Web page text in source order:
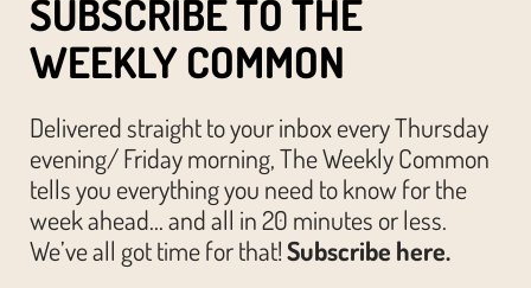
SUBSCRIBE TO THE
WEEKLY COMMON
Delivered straight to your inbox every Thursday
evening/ Friday morning, The Weekly Common
tells you everything you need to know for the
week ahead… and all in 20 minutes or less.
We’ve all got time for that!Subscribe here.